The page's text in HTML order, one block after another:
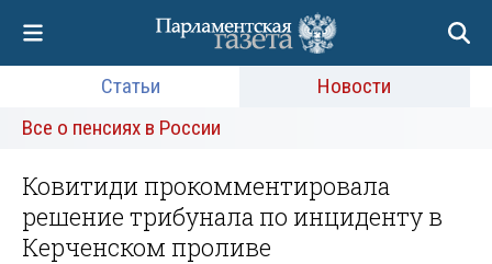
Статьи
Новости
Все о пенсиях в России
Ковитиди прокомментировала
решение трибунала по инциденту в
Керченском проливе